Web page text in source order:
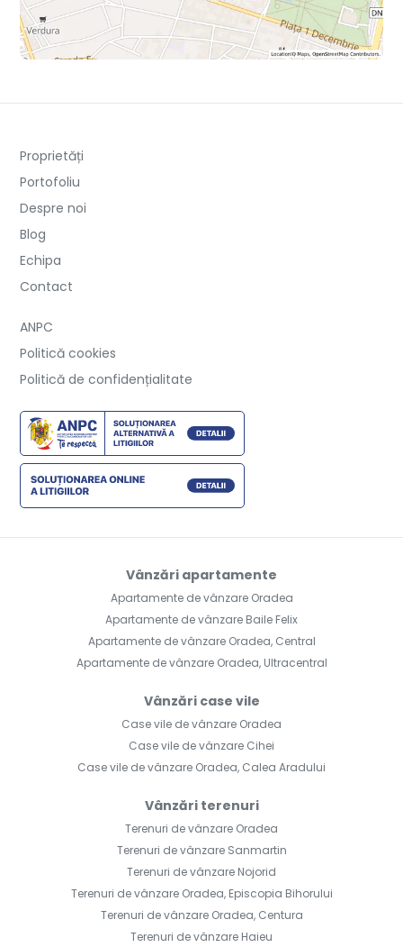
Proprietăți
Portofoliu
Despre noi
Blog
Echipa
Contact
ANPC
Politică cookies
Politică de confidențialitate
Vânzări apartamente
Apartamente de vânzare Oradea
Apartamente de vânzare Baile Felix
Apartamente de vânzare Oradea, Central
Apartamente de vânzare Oradea, Ultracentral
Vânzări case vile
Case vile de vânzare Oradea
Case vile de vânzare Cihei
Case vile de vânzare Oradea, Calea Aradului
Vânzări terenuri
Terenuri de vânzare Oradea
Terenuri de vânzare Sanmartin
Terenuri de vânzare Nojorid
Terenuri de vânzare Oradea, Episcopia Bihorului
Terenuri de vânzare Oradea, Centura
Terenuri de vânzare Haieu